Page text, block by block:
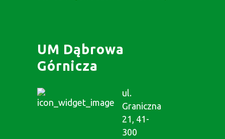
UM Dąbrowa
Górnicza
ul.
Graniczna
21, 41-
300